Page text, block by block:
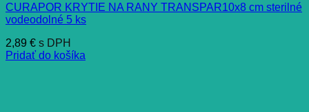
CURAPOR KRYTIE NA RANY TRANSPAR10x8 cm sterilné
vodeodolné 5 ks
2,89 € s DPH
Pridať do košíka